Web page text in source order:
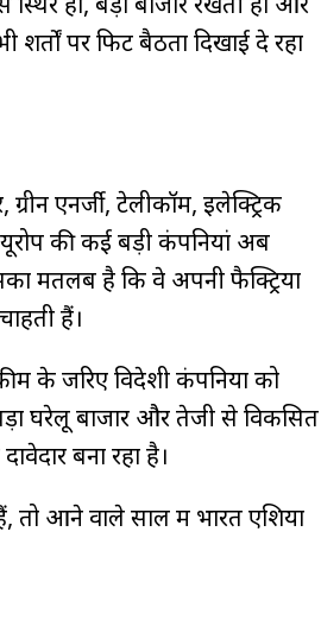
शर्तों पर फिट बैठता दिखाई दे रहा
एनर्जी, टेलीकॉम, इलेक्ट्रिक
की कई बड़ी कंपनियां अब
मतलब है कि वे अपनी फैक्ट्रियों
हैं।
के जरिए विदेशी कंपनियों को
घरेलू बाजार और तेजी से विकसित
बना रहा है।
तो आने वाले साल में भारत एशिया